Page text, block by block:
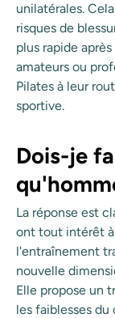
unilatérales.
risques de
plus rapide
amateurs ou
Pilates à leur
sportive.
Dois-je
La réponse est
ont tout intérêt
l'entraînement
nouvelle
Elle propose un
les faiblesses